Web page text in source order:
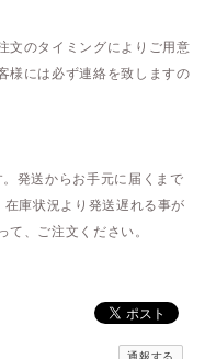
文のタイミングによりご用意
様には必ず連絡を致しますの
発送からお手元に届くまで
庫状況より発送遅れる事が
、ご注文ください。